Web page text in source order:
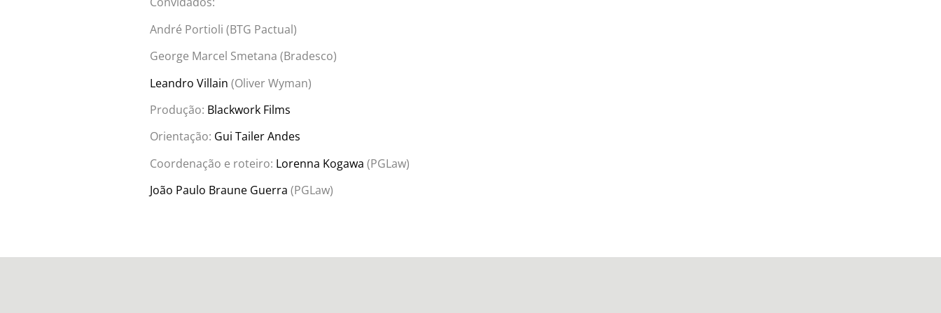
André Portioli (BTG Pactual)
George Marcel Smetana (Bradesco)
Leandro Villain (Oliver Wyman)
Produção: Blackwork Films
Orientação: Gui Tailer Andes
Coordenação e roteiro: Lorenna Kogawa (PGLaw)
João Paulo Braune Guerra (PGLaw)